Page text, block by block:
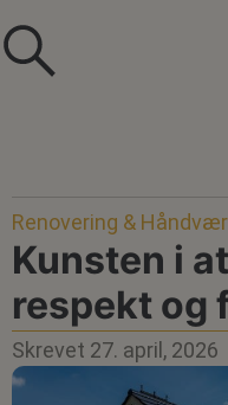
Renovering &
Kunsten i
respekt og
Skrevet 27. april, 2026